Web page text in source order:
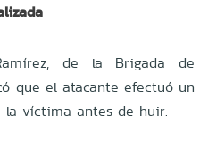
de la Brigada de
que el atacante efectuó un
víctima antes de huir.